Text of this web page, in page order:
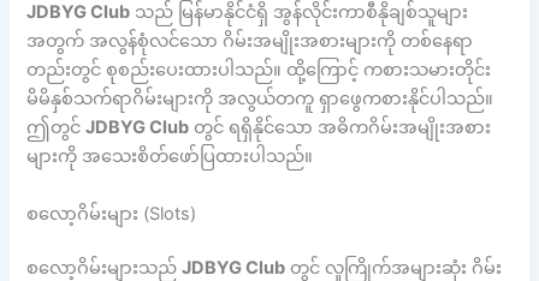
JDBYG Club သည် မြန်မာနိုင်ငံရှိ အွန်လိုင်းကာစီနိုချစ်သူများ
အတွက် အလွန်စုံလင်သော ဂိမ်းအမျိုးအစားများကို တစ်နေရာ
တည်းတွင် စုစည်းပေးထားပါသည်။ ထို့ကြောင့် ကစားသမားတိုင်း
မိမိနှစ်သက်ရာဂိမ်းများကို အလွယ်တကူ ရှာဖွေကစားနိုင်ပါသည်။
ဤတွင်JDBYG Club တွင် ရရှိနိုင်သော အဓိကဂိမ်းအမျိုးအစား
များကို အသေးစိတ်ဖော်ပြထားပါသည်။
စလော့ဂိမ်းများ (Slots)
စလော့ဂိမ်းများသည်JDBYG Club တွင် လူကြိုက်အများဆုံး ဂိမ်း